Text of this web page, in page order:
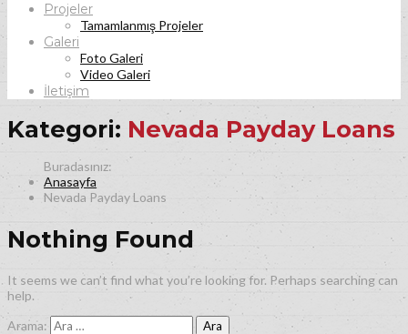
Projeler
Tamamlanmış Projeler
Galeri
Foto Galeri
Video Galeri
İletişim
Kategori: Nevada Payday Loans
Anasayfa
Nevada Payday Loans
Nothing Found
It seems we can’t find what you’re looking for. Perhaps searching can
help.
Arama: